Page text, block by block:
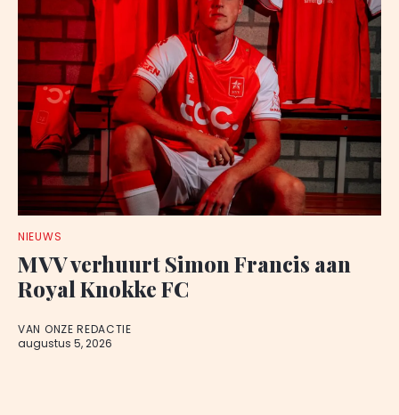
NIEUWS
MVV verhuurt Simon Francis aan
Royal Knokke FC
VAN ONZE REDACTIE
augustus 5, 2026